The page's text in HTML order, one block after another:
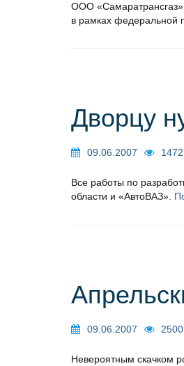
ООО «Самаратрансгаз»
в рамках федеральной
Дворцу
09.06.2007 1472
Все работы по
области и «АвтоВАЗ».
09.06.2007 2500
Невероятным скачком